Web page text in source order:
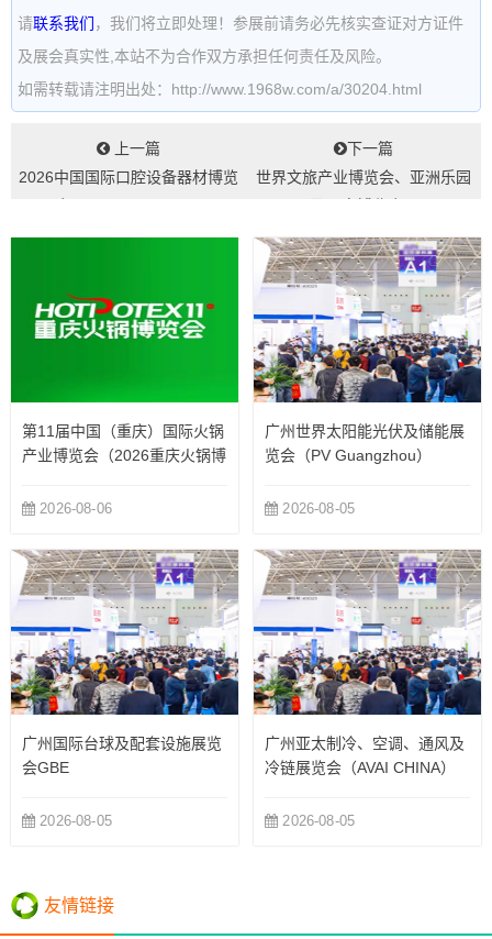
请联系我们 ，我们将立即处理！参展前请务必先核实查证对方证件
及展会真实性,本站不为合作双方承担任何责任及风险。
如需转载请注明出处：http://www.1968w.com/a/30204.html
上一篇
2026中国国际口腔设备器材博览
下一篇
世界文旅产业博览会、亚洲乐园
第11届中国（重庆）国际火锅
产业博览会（2026重庆火锅博
2026-08-06
广州世界太阳能光伏及储能展
览会（PV Guangzhou）
2026-08-05
广州国际台球及配套设施展览
会GBE
2026-08-05
广州亚太制冷、空调、通风及
冷链展览会（AVAI CHINA）
2026-08-05
友情链接